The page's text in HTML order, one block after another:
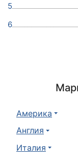
5
6
Америка
Англия
Италия